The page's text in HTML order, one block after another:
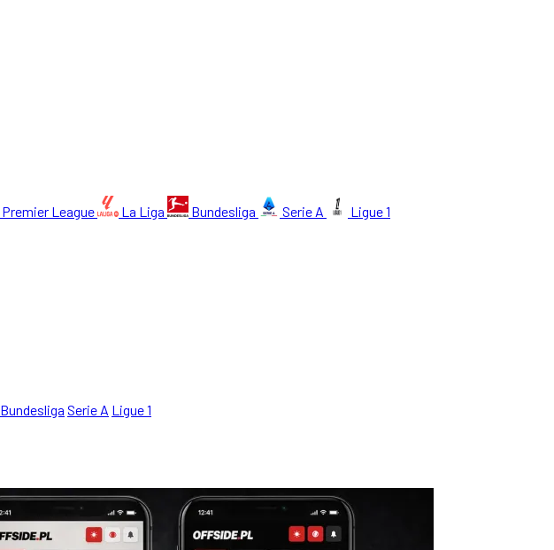
Premier League La Liga Bundesliga Serie A
Ligue 1
Bundesliga Serie A Ligue 1